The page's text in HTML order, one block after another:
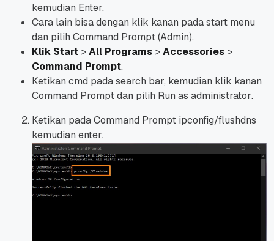
kemudian Enter.
Cara lain bisa dengan klik kanan pada start menu
dan pilih Command Prompt (Admin).
Klik Start >All Programs >Accessories >
Command Prompt.
Ketikan cmd pada search bar, kemudian klik kanan
Command Promptdan pilih Run as administrator.
Ketikan pada Command Prompt ipconfig/flushdns
kemudian enter.